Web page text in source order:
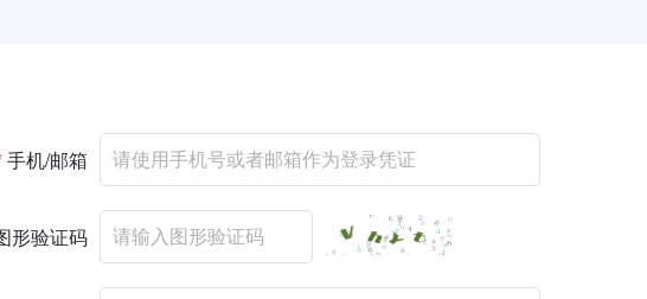
手机/邮箱
形验证码